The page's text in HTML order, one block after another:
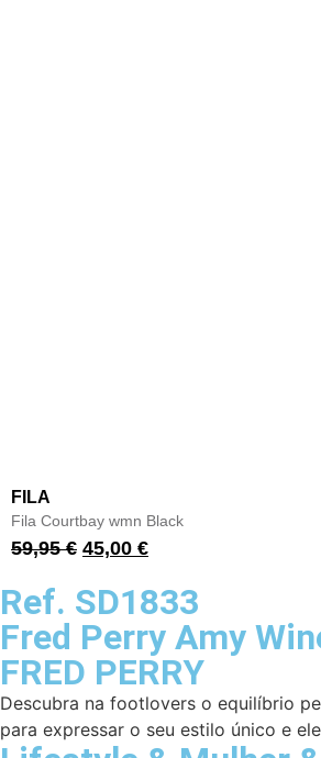
FILA
Fila Courtbay wmn Black
59,95€ 45,00 €
Ref. SD1833
Fred Perry Amy
FRED PERRY
Descubra na footlovers o equilíbrio
para expressar o seu estilo único e